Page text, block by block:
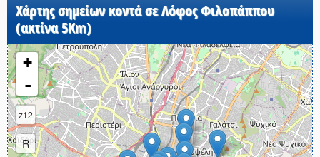
Χάρτης σημείων κοντά σε Λόφος Φιλοπάππου
(ακτίνα 5Km)
+
-
z12
R